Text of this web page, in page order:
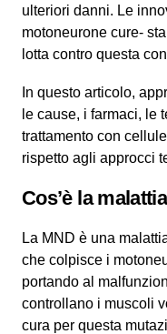
ulteriori danni. Le
motoneurone cure-
lotta contro questa
In questo articolo,
le cause, i farmaci, le
trattamento con
rispetto agli approcci
Cos’è la
La MND è una
che colpisce i
portando al
controllano i muscoli
cura per questa